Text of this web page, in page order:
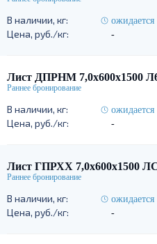
ожидается
-
Лист ДПРНМ 7,0х600х1500
ожидается
-
Лист ГПРХХ 7,0х600х1500
ожидается
-